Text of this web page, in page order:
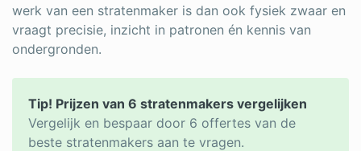
werk van een stratenmaker is dan ook fysiek zwaar en
vraagt precisie, inzicht in patronen én kennis van
ondergronden.
Tip! Prijzen van 6 stratenmakers vergelijken
Vergelijk en bespaar door 6 offertes van de
beste stratenmakers aan te vragen.